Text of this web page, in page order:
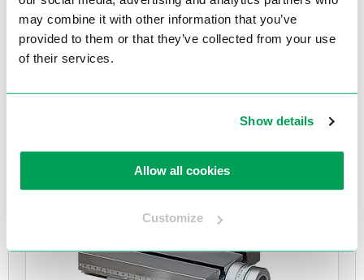
may combine it with other information that you’ve
provided to them or that they’ve collected from your use
of their services.
Show details
Allow all cookies
Customize
Wisent kruistafel KT225D met draaiplateau